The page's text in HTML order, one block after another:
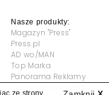
Nasze produkty:
Magazyn "Press"
Press.pl
AD wo/MAN
Top Marka
Panorama Reklamy
ze strony